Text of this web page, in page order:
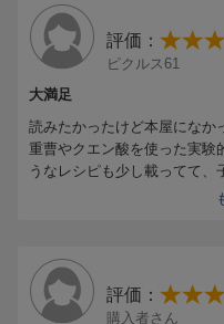
評価：
ピクルス61
大満足
読みたかったけど本屋になか
重曹やクエン酸を使った実験
うなレシピも少し載ってて、
どのレシピもワクワクする
評価：
購入者さん